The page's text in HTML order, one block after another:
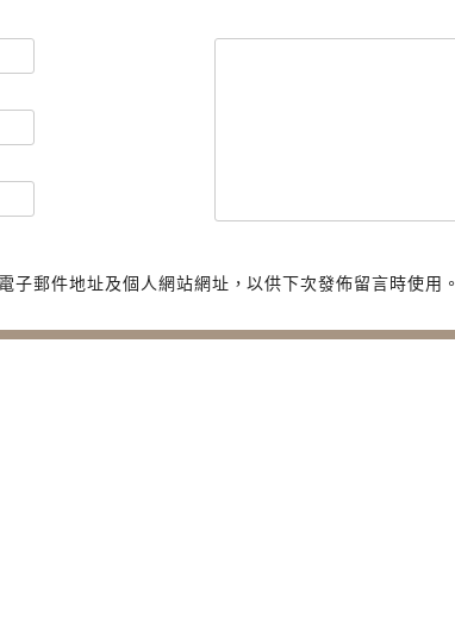
子郵件地址及個人網站網址，以供下次發佈留言時使用。